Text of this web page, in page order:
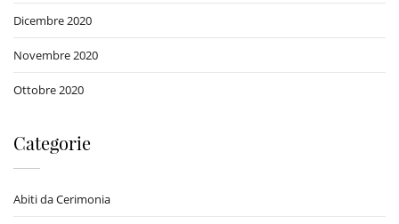
Dicembre 2020
Novembre 2020
Ottobre 2020
Categorie
Abiti da Cerimonia